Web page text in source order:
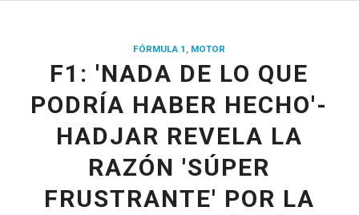
FÓRMULA 1 , MOTOR
F1: 'NADA DE LO QUE
PODRÍA HABER HECHO'-
HADJAR REVELA LA
RAZÓN 'SÚPER
FRUSTRANTE' POR LA